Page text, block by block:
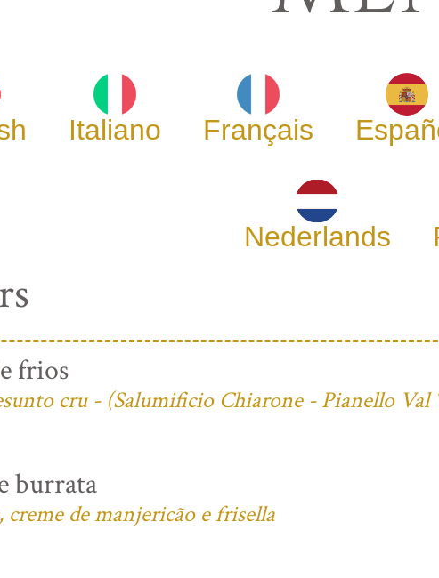
Italiano Français
Nederlands
frios
cru - (Salumificio Chiarone - Pianello
burrata
creme de manjericão e frisella